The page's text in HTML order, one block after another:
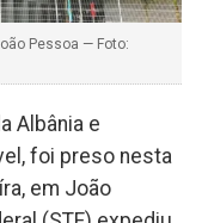
Pessoa — Foto:
Albânia e
foi preso nesta
em João